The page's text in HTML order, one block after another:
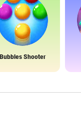
Bubbles Shooter